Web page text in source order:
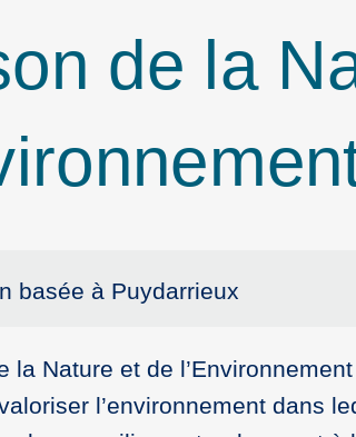
de la
basée à Puydarrieux
la Nature et de
l’environnement dans